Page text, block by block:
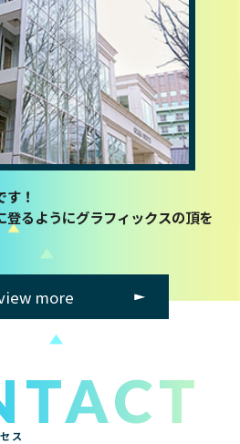
Design Lab初タイトル
想～ゆめごこち～
年11月22日
ンテンドーeショップより販売開
リジナルタイトル開発中
Design Lab初タイトル
年11月22日 発売予定
！
るようにグラフィックスの頂を
more
ス